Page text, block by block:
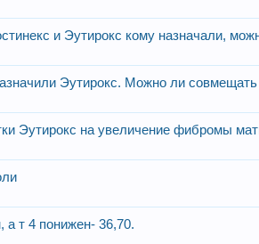
и Эутирокс кому назначали,
Эутирокс. Можно ли совмещать
Эутирокс на увеличение фибромы
т 4 понижен- 36,70.